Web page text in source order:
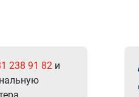
238 91 82 и